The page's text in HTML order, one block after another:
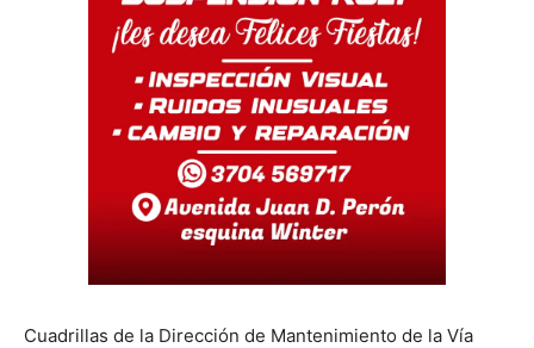
Cuadrillas de la Dirección de Mantenimiento de la Vía